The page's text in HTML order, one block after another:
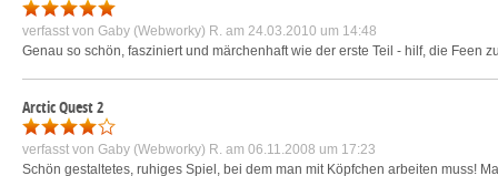
verfasst von Gaby (Webworky) R. am 24.03.2010 um 14:48
Genau so schön, fasziniert und märchenhaft wie der erste Teil - hilf, die Feen
Arctic Quest 2
verfasst von Gaby (Webworky) R. am 06.11.2008 um 17:23
Schön gestaltetes, ruhiges Spiel, bei dem man mit Köpfchen arbeiten muss!